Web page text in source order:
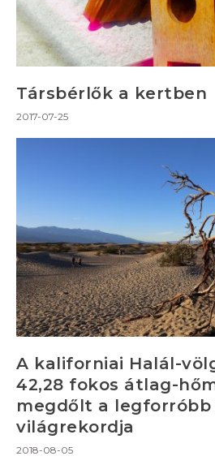
Társbérlők a kertben
2017-07-25
A kaliforniai Halál-
42,28 fokos átlag-
megdőlt a legforróbb
világrekordja
2018-08-05